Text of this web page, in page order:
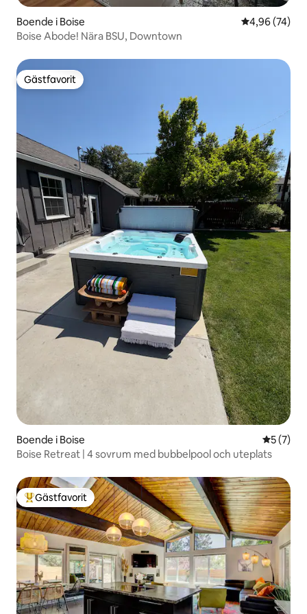
Boende i Boise 4,96 av 5 i
4,96 (74)
Boise Abode! Nära BSU, Downtown
Gästfavorit
Gästfavorit
Boende i Boise 5 av 5 i
5 (7)
Boise Retreat | 4 sovrum med bubbelpool och uteplats
Populär gästfavorit
Gästfavorit